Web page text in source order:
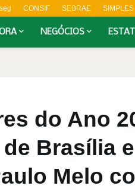
CONSIF SEBRAE SIMPLES
NEGÓCIOS
do Ano
Brasília e
Melo